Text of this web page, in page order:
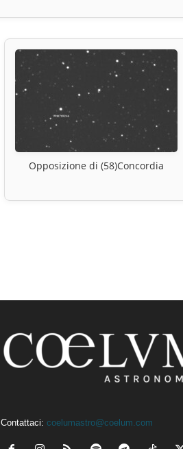
Opposizione di (58)Concordia
Contattaci: coelumastro@coelum.com